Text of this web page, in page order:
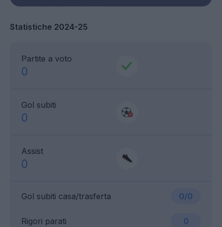
Statistiche 2024-25
Partite a voto
0
Gol subiti
0
Assist
0
Gol subiti casa/trasferta 0/0
Rigori parati 0